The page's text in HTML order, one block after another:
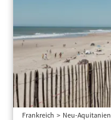
Frankreich Neu-Aquitanien